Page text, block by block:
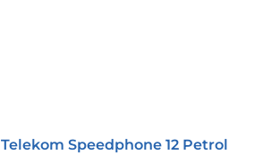
Telekom Speedphone 12 Petrol